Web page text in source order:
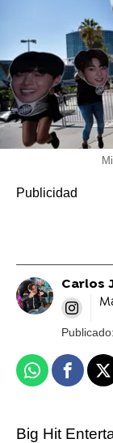
Carlos
Publicado:
Whatsapp X
Big Hit